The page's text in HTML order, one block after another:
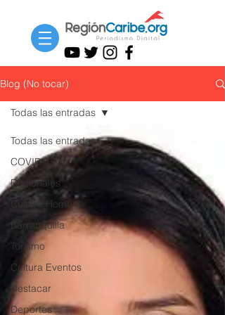
Blog (No tocar)
Todas las entradas
COVID-19
Regionales
Cultura Home
Barranquilla
Turismo
Cultura Eventos
Destacar
Deportes
Todas las entradas